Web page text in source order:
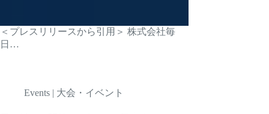
＜プレスリリースから引用＞ 株式会社毎
日…
Events | 大会・イベント